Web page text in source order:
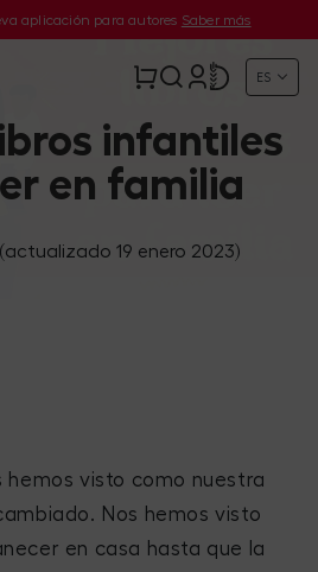
aplicación para autores Saber más
ES
infantiles
en familia
(actualizado 19 enero 2023)
hemos visto como nuestra
Nos hemos visto
en casa hasta que la